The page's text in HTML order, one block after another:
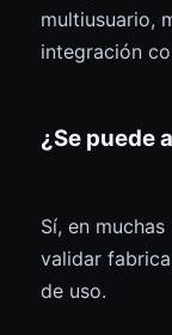
multiusuario,
integración
¿Se puede
Sí, en
validar
de uso.